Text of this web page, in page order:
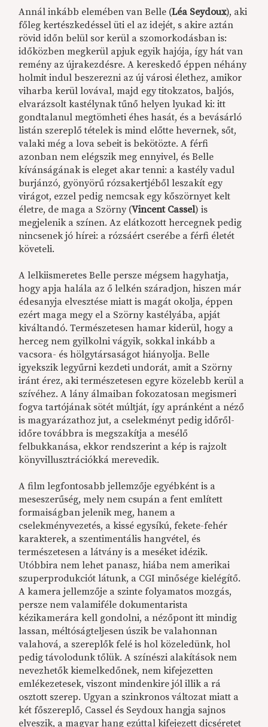
Annál inkább elemében van Belle (Léa Seydoux), aki
főleg kertészkedéssel üti el az idejét, s akire aztán
rövid időn belül sor kerül a szomorkodásban is:
időközben megkerül apjuk egyik hajója, így hát van
remény az újrakezdésre. A kereskedő éppen néhány
holmit indul beszerezni az új városi élethez, amikor
viharba kerül lovával, majd egy titokzatos, baljós,
elvarázsolt kastélynak tűnő helyen lyukad ki: itt
gondtalanul megtömheti éhes hasát, és a bevásárló
listán szereplő tételek is mind előtte hevernek, sőt,
valaki még a lova sebeit is bekötözte. A férfi
azonban nem elégszik meg ennyivel, és Belle
kívánságának is eleget akar tenni: a kastély vadul
burjánzó, gyönyörű rózsakertjéből leszakít egy
virágot, ezzel pedig nemcsak egy kőszörnyet kelt
életre, de maga a Szörny (Vincent Cassel) is
megjelenik a színen. Az elátkozott hercegnek pedig
nincsenek jó hírei: a rózsáért cserébe a férfi életét
követeli.
A lelkiismeretes Belle persze mégsem hagyhatja,
hogy apja halála az ő lelkén száradjon, hiszen már
édesanyja elvesztése miatt is magát okolja, éppen
ezért maga megy el a Szörny kastélyába, apját
kiváltandó. Természetesen hamar kiderül, hogy a
herceg nem gyilkolni vágyik, sokkal inkább a
vacsora- és hölgytársaságot hiányolja. Belle
igyekszik legyűrni kezdeti undorát, amit a Szörny
iránt érez, aki természetesen egyre közelebb kerül a
szívéhez. A lány álmaiban fokozatosan megismeri
fogva tartójának sötét múltját, így apránként a néző
is magyarázathoz jut, a cselekményt pedig időről-
időre továbbra is megszakítja a mesélő
felbukkanása, ekkor rendszerint a kép is rajzolt
könyvillusztrációkká merevedik.
A film legfontosabb jellemzője egyébként is a
meseszerűség, mely nem csupán a fent említett
formaiságban jelenik meg, hanem a
cselekményvezetés, a kissé egysíkú, fekete-fehér
karakterek, a szentimentális hangvétel, és
természetesen a látvány is a meséket idézik.
Utóbbira nem lehet panasz, hiába nem amerikai
szuperprodukciót látunk, a CGI minősége kielégítő.
A kamera jellemzője a szinte folyamatos mozgás,
persze nem valamiféle dokumentarista
kézikamerára kell gondolni, a nézőpont itt mindig
lassan, méltóságteljesen úszik be valahonnan
valahová, a szereplők felé is hol közeledünk, hol
pedig távolodunk tőlük. A színészi alakítások nem
nevezhetők kiemelkedőnek, nem kifejezetten
emlékezetesek, viszont mindenkire jól illik a rá
osztott szerep. Ugyan a szinkronos változat miatt a
két főszereplő, Cassel és Seydoux hangja sajnos
elveszik, a magyar hang ezúttal kifejezett dicséretet